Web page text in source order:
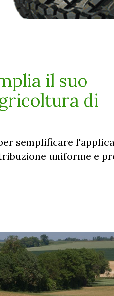
il suo
di
semplificare
uniforme e